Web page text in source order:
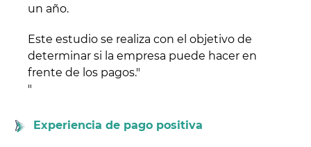
un año.
Este estudio se realiza con el objetivo de
determinar si la empresa puede hacer en
frente de los pagos."
"
Experiencia de pago positiva